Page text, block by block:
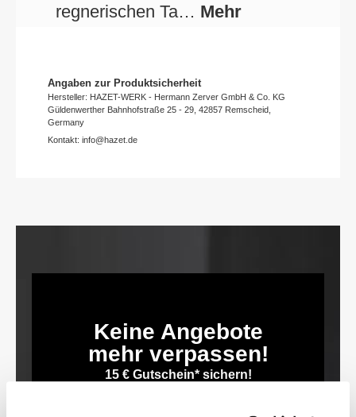
regnerischen Ta… Mehr
Angaben zur Produktsicherheit
Hersteller: HAZET-WERK - Hermann Zerver GmbH & Co. KG
Güldenwerther Bahnhofstraße 25 - 29, 42857 Remscheid,
Germany
Kontakt: info@hazet.de
Keine Angebote
mehr verpassen!
15 € Gutschein* sichern!